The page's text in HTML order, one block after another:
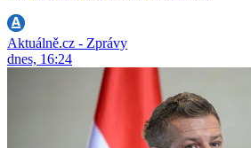
Aktuálně.cz - Zprávy
dnes, 16:24